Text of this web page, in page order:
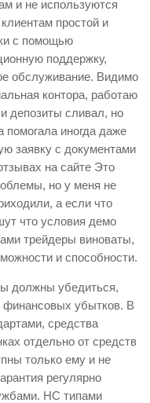
и не используются
простой и
с помощью
поддержку,
обслуживание. Видимо
контора, работаю
депозиты сливал, но
помогала иногда даже
заявку с документами
на сайте Это
но у меня не
а если что
что условия демо
трейдеры виноваты,
и способности.
должны убедиться,
финансовых убытков. В
средства
отдельно от средств
только ему и не
регулярно
HС типами